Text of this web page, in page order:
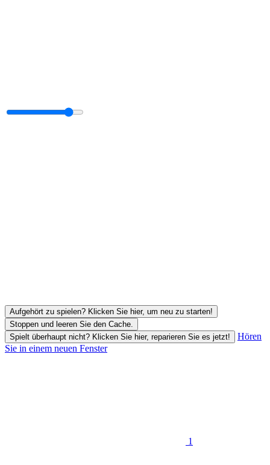
Aufgehört zu spielen? Klicken Sie hier, um neu zu starten!
Stoppen und leeren Sie den Cache.
Spielt überhaupt nicht? Klicken Sie hier, reparieren Sie es jetzt!
Hören
Sie in einem neuen Fenster
1